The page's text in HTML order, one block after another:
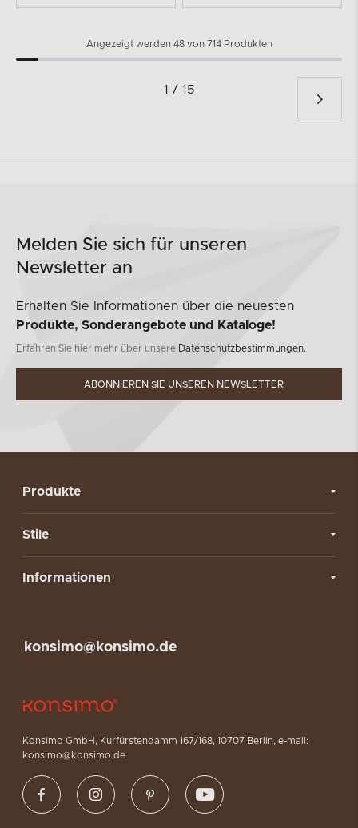
Angezeigt werden 48 von 714 Produkten
1 / 15
Melden Sie sich für unseren
Newsletter an
Erhalten Sie Informationen über die neuesten
Produkte, Sonderangebote und Kataloge!
Erfahren Sie hier mehr über unsere Datenschutzbestimmungen.
ABONNIEREN SIE UNSEREN NEWSLETTER
Produkte
Stile
Informationen
Konsimo GmbH, Kurfürstendamm 167/168, 10707 Berlin, e-mail:
konsimo@konsimo.de
konsimo@konsimo.de